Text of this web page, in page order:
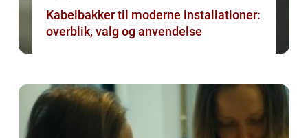
Kabelbakker til moderne installationer:
overblik, valg og anvendelse